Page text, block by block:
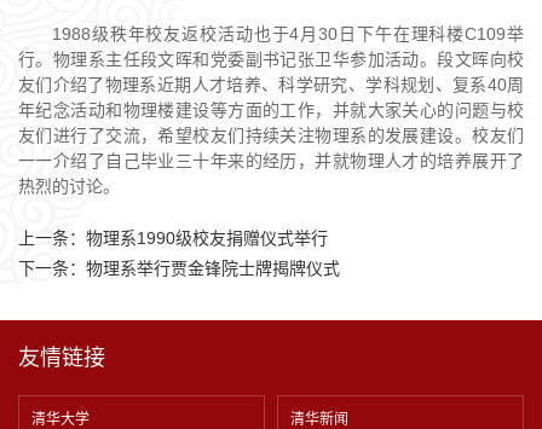
1988级秩年校友返校活动也于4月30日下午在理科楼C109举
行。物理系主任段文晖和党委副书记张卫华参加活动。段文晖向校
友们介绍了物理系近期人才培养、科学研究、学科规划、复系40周
年纪念活动和物理楼建设等方面的工作，并就大家关心的问题与校
友们进行了交流，希望校友们持续关注物理系的发展建设。校友们
一一介绍了自己毕业三十年来的经历，并就物理人才的培养展开了
热烈的讨论。
上一条： 物理系1990级校友捐赠仪式举行
下一条： 物理系举行贾金锋院士牌揭牌仪式
友情链接
清华大学 清华新闻